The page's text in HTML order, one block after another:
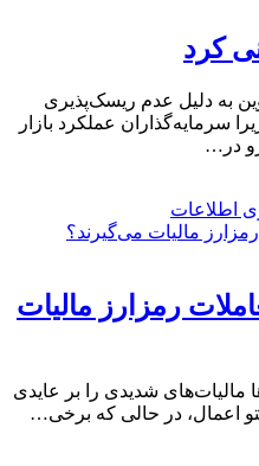
کرد
به دلیل عدم ریسک‌پذیری
سرمایه‌گذاران عملکرد بازار
در…
اطلاعات
رمزارز مالیات
مالیات‌های شدیدی را بر عایدی
اعمال، در حالی که برخی…